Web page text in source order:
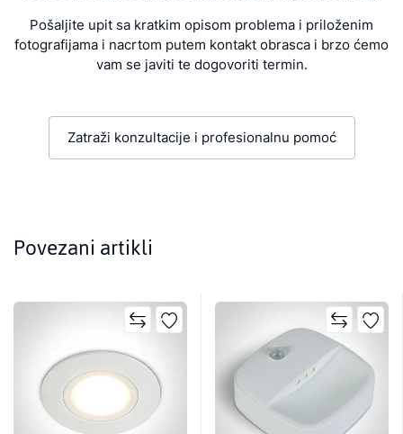
Pošaljite upit sa kratkim opisom problema i priloženim
fotografijama i nacrtom putem kontakt obrasca i brzo ćemo
vam se javiti te dogovoriti termin.
Zatraži konzultacije i profesionalnu pomoć
Povezani artikli